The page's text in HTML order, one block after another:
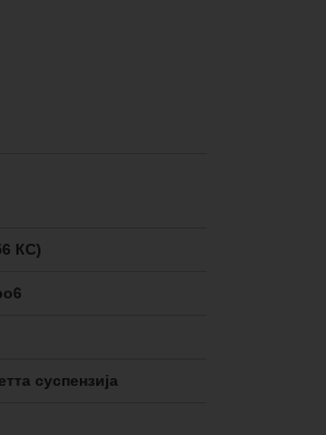
КС)
суспензија